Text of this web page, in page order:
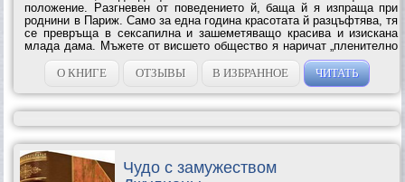
положение. Разгневен от поведението й, баща й я изпраща при
роднини в Париж. Само за една година красотата й разцъфтява, тя
се превръща в сексапилна и зашеметяващо красива и изискана
млада дама. Мъжете от висшето общество я наричат „пленително
красива и омайващо чаровна“, кълнат й се във вечна вярност. Ала
О КНИГЕ ОТЗЫВЫ В ИЗБРАННОЕ ЧИТАТЬ
Чудо с замужеством